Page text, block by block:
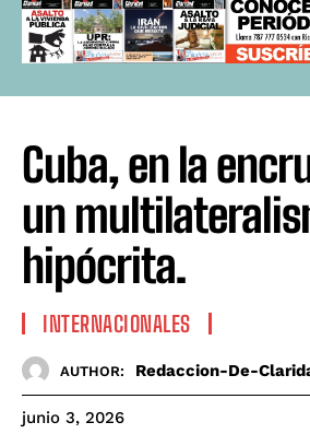
Cuba, en la
un
hipócrita.
INTERNACIONALES
AUTHOR: Redaccion-De-
junio 3, 2026